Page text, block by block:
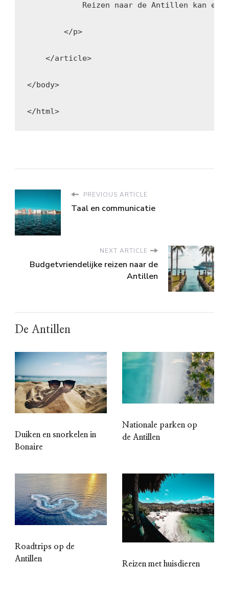
Reizen naar de Antillen kan
        </p>
    </article>
</body>
</html>
PREVIOUS ARTICLE
Taal en communicatie
NEXT ARTICLE
Budgetvriendelijke reizen naar de
Antillen
De Antillen
Duiken en snorkelen in
Bonaire
Nationale parken op
de Antillen
Roadtrips op de
Antillen
Reizen met huisdieren